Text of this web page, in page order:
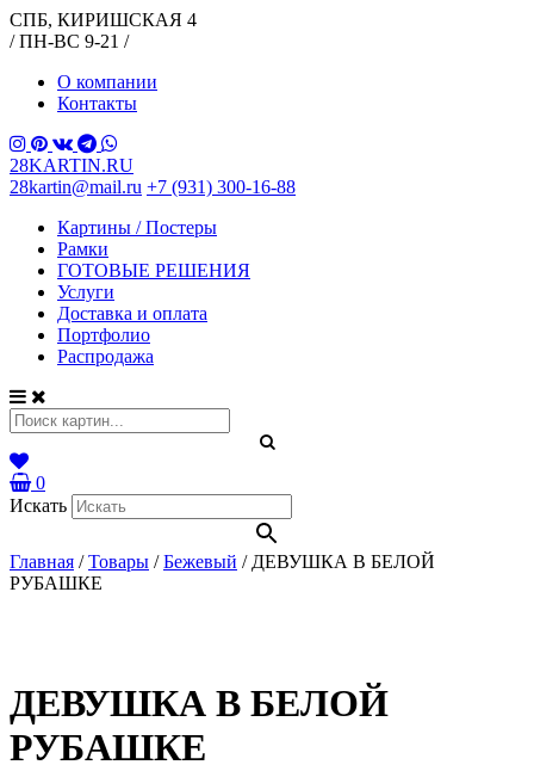
СПБ, КИРИШСКАЯ 4
/ ПН-ВС 9-21 /
О компании
Контакты
28KARTIN.RU
28kartin@mail.ru +7 (931) 300-16-88
Картины / Постеры
Рамки
ГОТОВЫЕ РЕШЕНИЯ
Услуги
Доставка и оплата
Портфолио
Распродажа
0
Искать
Главная /Товары /Бежевый / ДЕВУШКА В БЕЛОЙ
РУБАШКЕ
ДЕВУШКА В БЕЛОЙ
РУБАШКЕ